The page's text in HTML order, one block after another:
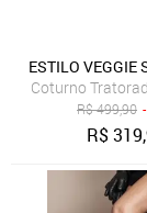
ESTILO VEGGIE
Coturno
R$499,90
R$